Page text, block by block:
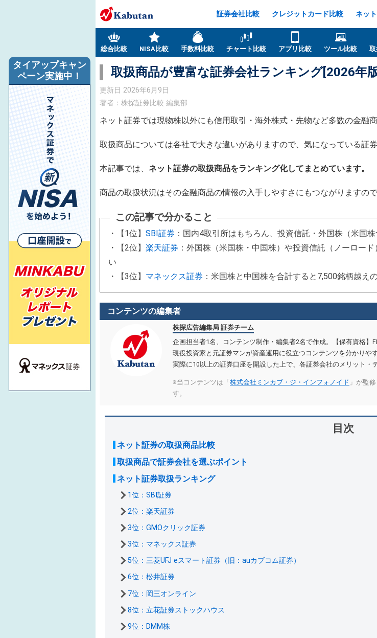
証券会社比較 クレジットカード比較 ネッ
総合比較 NISA比較 手数料比較 チャート比較 アプリ比較 ツール比較
取扱商品が豊富な証券会社ランキング[2026年
更新日 2026年6月9日
著者：株探証券比較 編集部
ネット証券では現物株以外にも信用取引・海外株式・先物など多数の金融
取扱商品については各社で大きな違いがありますので、気になっている証
本記事では、 ネット証券の取扱商品をランキング化してまとめています。
商品の取扱状況はその金融商品の情報の入手しやすさにもつながりますの
この記事で分かること
・【1位】 SBI証券 ：国内4取引所はもちろん、投資信託・外国株（米国
・【2位】 楽天証券 ：外国株（米国株・中国株）や投資信託（ノーロー
い
・【3位】 マネックス証券 ：米国株と中国株を合計すると7,500銘柄越え
コンテンツの編集者
株探広告編集局 証券チーム
企画担当者1名、コンテンツ制作・編集者2名で作成。【保有資格】
現役投資家と元証券マンが資産運用に役立つコンテンツを分かりや
実際に10以上の証券口座を開設した上で、各証券会社のメリット・
※当コンテンツは「株式会社ミンカブ・ジ・インフォノイド 」が監
す。
目次
ネット証券の取扱商品比較
取扱商品で証券会社を選ぶポイント
ネット証券取扱ランキング
1位：SBI証券
2位：楽天証券
3位：GMOクリック証券
3位：マネックス証券
5位：三菱UFJ eスマート証券（旧：auカブコム証券）
6位：松井証券
7位：岡三オンライン
8位：立花証券ストックハウス
9位：DMM株
タイアップキャン
ペーン実施中！